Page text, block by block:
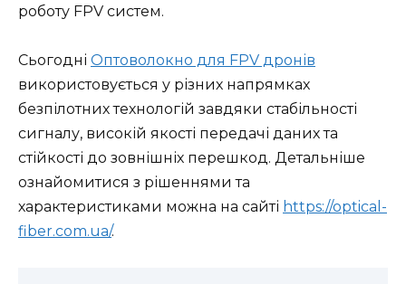
роботу FPV систем.
Сьогодні Оптоволокно для FPV дронів
використовується у різних напрямках
безпілотних технологій завдяки стабільності
сигналу, високій якості передачі даних та
стійкості до зовнішніх перешкод. Детальніше
ознайомитися з рішеннями та
характеристиками можна на сайті https://optical-
fiber.com.ua/.